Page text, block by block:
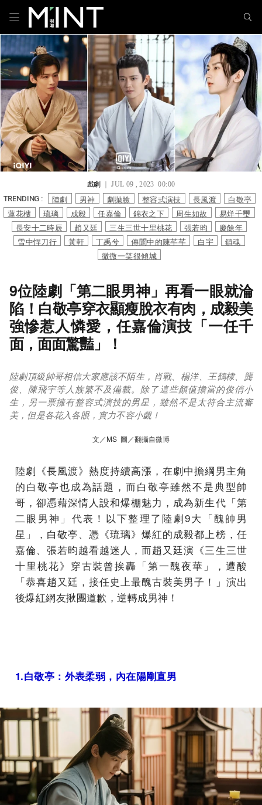
戲劇｜ JUL 09 , 2023 00:00
TRENDING : 陸劇 男神 劇拋臉 整容式演技 長風渡
白敬亭
蓮花樓
琉璃 成毅 任嘉倫 錦衣之下 周生如故
易烊千璽
長安十二時辰
趙又廷 三生三世十里桃花 張若昀
慶餘年
雪中悍刀行
黃軒 丁禹兮 傳聞中的陳芊芊 白宇
鎮魂
微微一笑很傾城
9位陸劇「第二眼男神」再看一眼就淪
陷！白敬亭穿衣顯瘦脫衣有肉，成毅美
強慘惹人憐愛，任嘉倫演技「一任千
面，面面驚豔」！
陸劇頂級帥哥相信大家應該不陌生，肖戰、楊洋、王鶴棣、龔
俊、陳飛宇等人族繁不及備載。除了這些顏值擔當的俊俏小
生，另一票擁有整容式演技的男星，雖然不是太符合主流審
美，但是各花入各眼，實力不容小覷！
文／MS 圖／翻攝自微博
陸劇《長風渡》熱度持續高漲，在劇中擔綱男主角
的白敬亭也成為話題，而白敬亭雖然不是典型帥
哥，卻憑藉深情人設和爆棚魅力，成為新生代「第
二眼男神」代表！以下整理了陸劇9大「醜帥男
星」，白敬亭、憑《琉璃》爆紅的成毅都上榜，任
嘉倫、張若昀越看越迷人，而趙又廷演《三生三世
十里桃花》穿古裝曾挨轟「第一醜夜華」，遭酸
「恭喜趙又廷，接任史上最醜古裝美男子！」演出
後爆紅網友揪團道歉，逆轉成男神！
1.白敬亭：外表柔弱，內在陽剛直男